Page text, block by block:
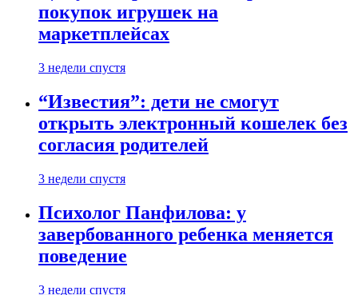
покупок игрушек на
маркетплейсах
3 недели спустя
“Известия”: дети не смогут
открыть электронный кошелек без
согласия родителей
3 недели спустя
Психолог Панфилова: у
завербованного ребенка меняется
поведение
3 недели спустя